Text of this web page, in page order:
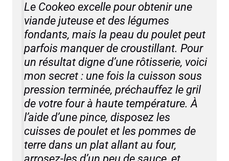
Le Cookeo excelle pour obtenir une
viande juteuse et des légumes
fondants, mais la peau du poulet peut
parfois manquer de croustillant. Pour
un résultat digne d’une rôtisserie, voici
mon secret : une fois la cuisson sous
pression terminée, préchauffez le gril
de votre four à haute température. À
l’aide d’une pince, disposez les
cuisses de poulet et les pommes de
terre dans un plat allant au four,